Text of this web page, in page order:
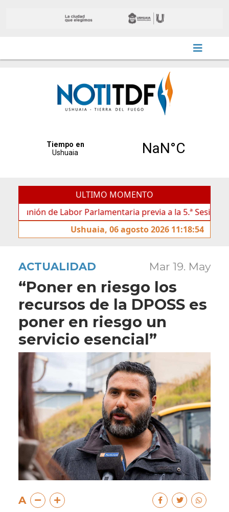
ULTIMO MOMENTO
de Labor Parlamentaria previa a la 5.ª Sesión Ordinaria
Ushuaia, 06 agosto 2026 11:18:54
ACTUALIDAD Mar 19. May
“Poner en riesgo los
recursos de la DPOSS es
poner en riesgo un
servicio esencial”
A